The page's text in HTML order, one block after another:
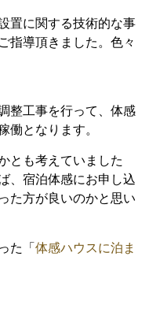
置に関する技術的な事
指導頂きました。色々
整工事を行って、体感
働となります。
とも考えていました
、宿泊体感にお申し込
た方が良いのかと思い
た「 体感ハウスに泊ま